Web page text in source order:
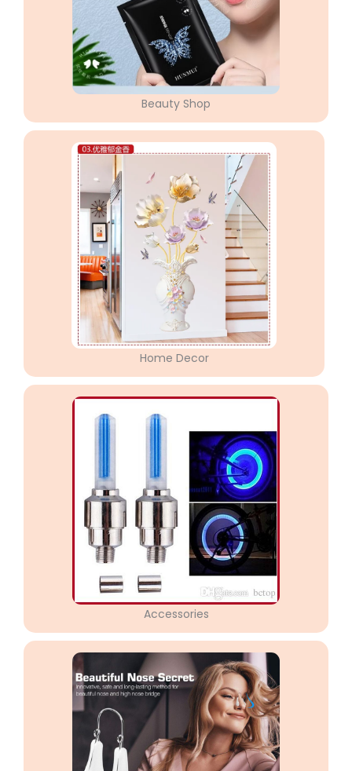
Beauty Shop
Home Decor
Accessories